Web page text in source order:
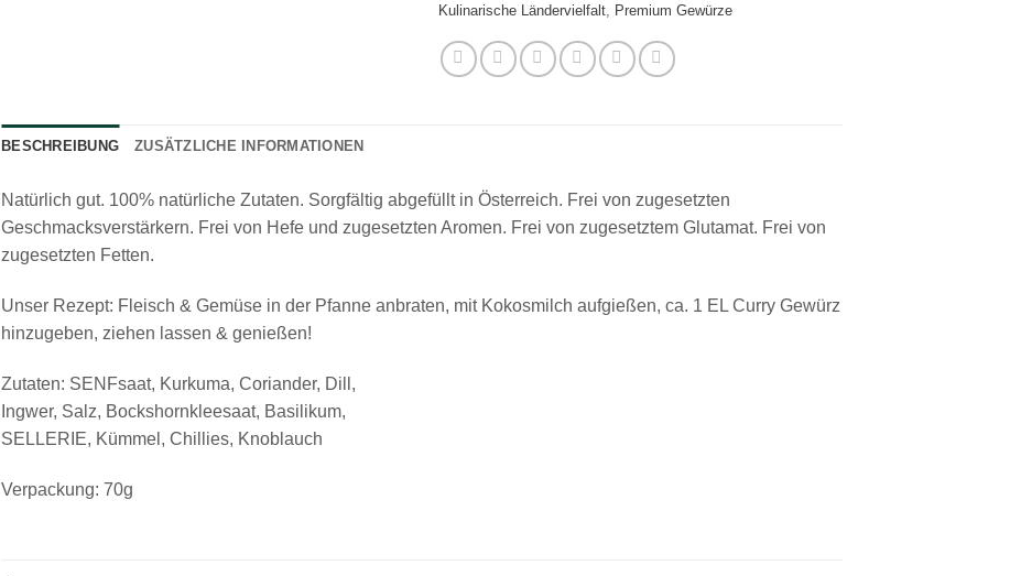
Kulinarische Ländervielfalt Premium Gewürze
BESCHREIBUNG ZUSÄTZLICHE INFORMATIONEN
Natürlich gut. 100% natürliche Zutaten. Sorgfältig abgefüllt in Österreich. Frei von zugesetzten
Geschmacksverstärkern. Frei von Hefe und zugesetzten Aromen. Frei von zugesetztem Glutamat. Frei von
zugesetzten Fetten.
Unser Rezept: Fleisch & Gemüse in der Pfanne anbraten, mit Kokosmilch aufgießen, ca. 1 EL Curry Gewürz
hinzugeben, ziehen lassen & genießen!
Zutaten: SENFsaat, Kurkuma, Coriander, Dill,
Ingwer, Salz, Bockshornkleesaat, Basilikum,
SELLERIE, Kümmel, Chillies, Knoblauch
Verpackung: 70g